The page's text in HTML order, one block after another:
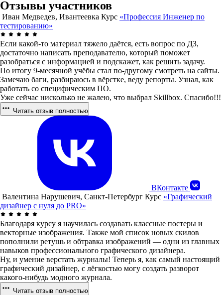
Отзывы участников
Иван Медведев, Ивантеевка Курс «Профессия Инженер по
тестированию»
Если какой-то материал тяжело даётся, есть вопрос по ДЗ,
достаточно написать преподавателю, который поможет
разобраться с информацией и подскажет, как решить задачу.
По итогу 9-месячной учёбы стал по-другому смотреть на сайты.
Замечаю баги, разбираюсь в вёрстке, веду репорты. Узнал, как
работать со специфическим ПО.
Уже сейчас нисколько не жалею, что выбрал Skillbox. Спасибо!!!
Читать отзыв полностью
ВКонтакте
Валентина Нарушевич, Санкт-Петербург Курс «Графический
дизайнер с нуля до PRO»
Благодаря курсу я научилась создавать классные постеры и
векторные изображения. Также мой список новых скилов
пополнили ретушь и обтравка изображений — одни из главных
навыков профессионального графического дизайнера.
Ну, и умение верстать журналы! Теперь я, как самый настоящий
графический дизайнер, с лёгкостью могу создать разворот
какого-нибудь модного журнала.
Читать отзыв полностью